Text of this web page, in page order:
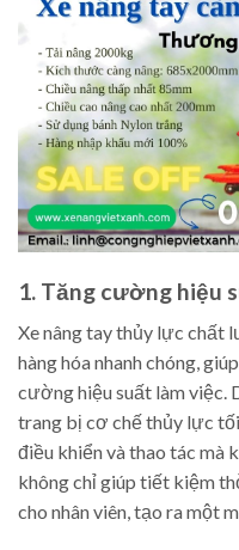
1. Tăng cường hiệu
Xe nâng tay thủy lực chất
hàng hóa nhanh chóng,
cường hiệu suất làm việc.
trang bị cơ chế thủy lực
điều khiển và thao tác mà
không chỉ giúp tiết kiệm
cho nhân viên, tạo ra một